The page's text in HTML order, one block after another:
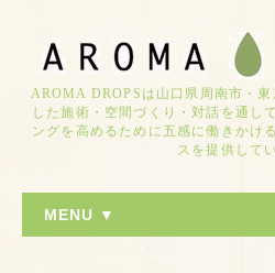
AROMA DROPSは山口県周南市・
した施術・空間づくり・対話を通し
ングを高めるために五感に働きかけ
スを提供して
MENU ▼